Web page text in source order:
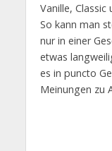
Vanille,
So kann man
nur in einer
etwas
es in puncto
Meinungen zu